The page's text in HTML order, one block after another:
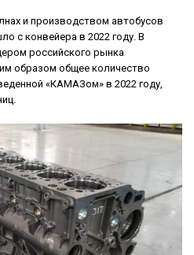
и производством автобусов
с конвейера в 2022 году. В
российского рынка
образом общее количество
«КАМАЗом» в 2022 году,